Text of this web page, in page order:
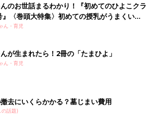
のお世話まるわかり！『初めてのひよこクラ
』〈巻頭大特集〉初めての授乳がうまくい
っぱい・ミルクの基本と夏のトラブル 解決テ
ん・育児
が生まれたら！2冊の「たまひよ」
ん・育児
去にいくらかかる？墓じまい費用
の話題)